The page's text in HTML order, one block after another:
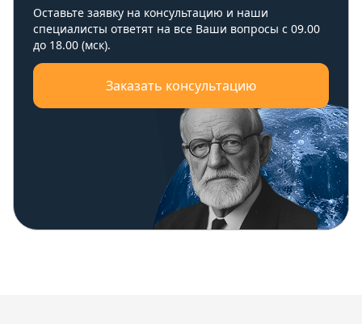
Оставьте заявку на консультацию и наши
специалисты ответят на все Ваши вопросы с 09.00
до 18.00 (мск).
Заказать консультацию